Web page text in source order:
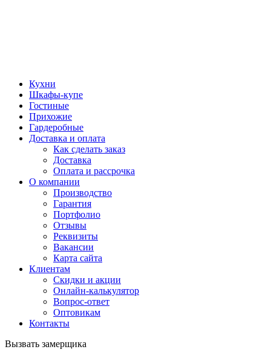
Кухни
Шкафы-купе
Гостиные
Прихожие
Гардеробные
Доставка и оплата
Как сделать заказ
Доставка
Оплата и рассрочка
О компании
Производство
Гарантия
Портфолио
Отзывы
Реквизиты
Вакансии
Карта сайта
Клиентам
Скидки и акции
Онлайн-калькулятор
Вопрос-ответ
Оптовикам
Контакты
Вызвать замерщика